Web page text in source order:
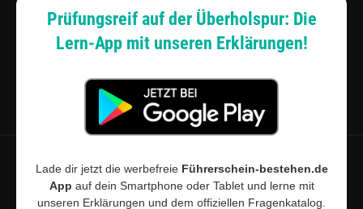
Prüfungsreif auf der Überholspur: Die
Lern-App mit unseren Erklärungen!
Lade dir jetzt die werbefreie Führerschein-bestehen.de
App auf dein Smartphone oder Tablet und lerne mit
unseren Erklärungen und dem offiziellen Fragenkatalog.
Lernsystem
Android App
· Impressum · Cookie-Einstellungen